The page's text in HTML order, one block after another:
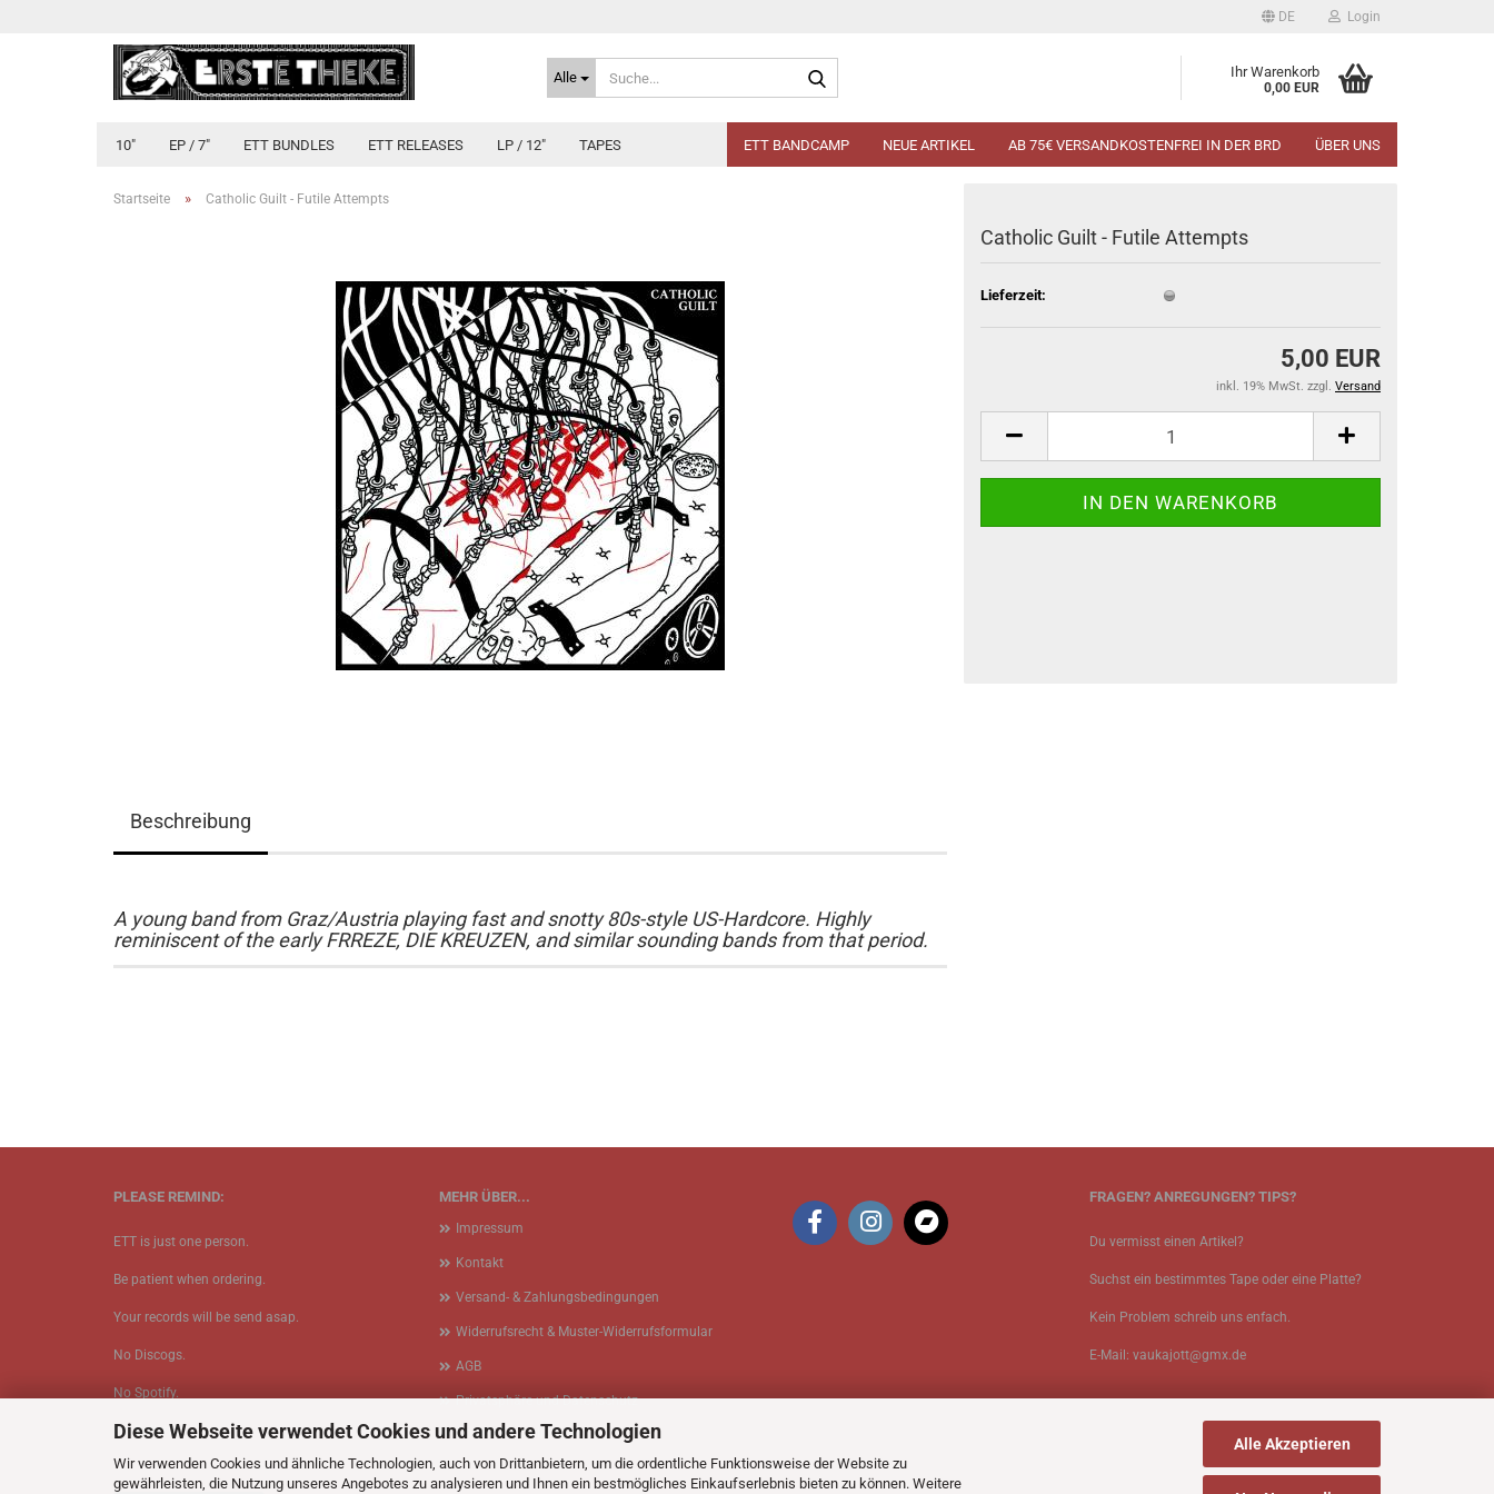
Diese Webseite verwendet Cookies und andere Technologien
Wir verwenden Cookies und ähnliche Technologien, auch von Drittanbietern, um die ordentliche Funktionsweise der Website zu
gewährleisten, die Nutzung unseres Angebotes zu analysieren und Ihnen ein bestmögliches Einkaufserlebnis bieten zu können. Weitere
Alle Akzeptieren
DE Login
Alle Ihr Warenkorb
0,00 EUR
10" EP / 7" ETT BUNDLES ETT RELEASES LP / 12" TAPES ETT BANDCAMP NEUE ARTIKEL AB 75€ VERSANDKOSTENFREI IN DER BRD ÜBER UNS
Startseite » Catholic Guilt - Futile Attempts
Catholic Guilt - Futile Attempts
Lieferzeit:
5,00 EUR
inkl. 19% MwSt. zzgl. Versand
Beschreibung
A young band from Graz/Austria playing fast and snotty 80s-style US-Hardcore. Highly
reminiscent of the early FRREZE, DIE KREUZEN, and similar sounding bands from that period.
MEHR ÜBER...
Impressum
Kontakt
Versand- & Zahlungsbedingungen
Widerrufsrecht & Muster-Widerrufsformular
AGB
Privatsphäre und Datenschutz
Cookie Einstellungen
FRAGEN? ANREGUNGEN? TIPS?
Du vermisst einen Artikel?
Suchst ein bestimmtes Tape oder eine Platte?
Kein Problem schreib uns enfach.
E-Mail: vaukajott@gmx.de
PLEASE REMIND:
ETT is just one person.
Be patient when ordering.
Your records will be send asap.
No Discogs.
No Spotify.
No Bullshit.